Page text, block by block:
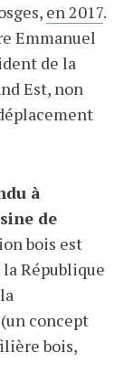
en 2017.
Emmanuel
de la
Est, non
à
de
bois est
République
concept
bois,